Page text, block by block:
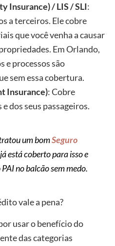
Insurance) / LIS / SLI:
a terceiros. Ele cobre
que você venha a causar
Em Orlando,
e processos são
sem essa cobertura.
Insurance): Cobre
dos seus passageiros.
um bomSeguro
está coberto para isso e
no balcão sem medo.
vale a pena?
usar o benefício do
das categorias